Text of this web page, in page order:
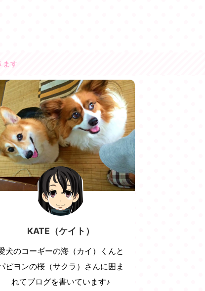
KATE（ケイト）
犬のコーギーの海（カイ）くんと
ピヨンの桜（サクラ）さんに囲ま
れてブログを書いています♪